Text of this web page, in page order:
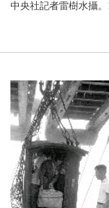
中央社記者雷樹水攝。